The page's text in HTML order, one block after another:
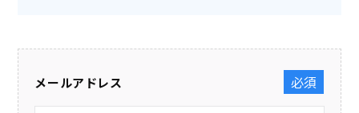
メールアドレス
(必須)